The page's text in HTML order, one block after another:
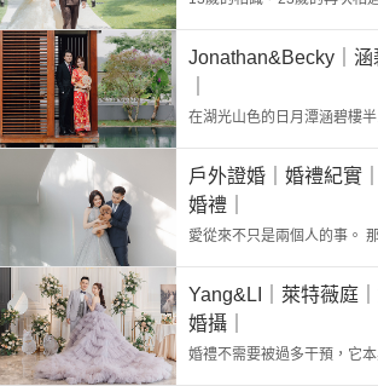
Jonathan&Becky｜
在湖光山色的日月潭涵碧樓半
戶外證婚｜婚禮紀實
婚禮｜
愛從來不只是兩個人的事。
Yang&LI｜萊特薇庭
婚攝｜
婚禮不需要被過多干預，它